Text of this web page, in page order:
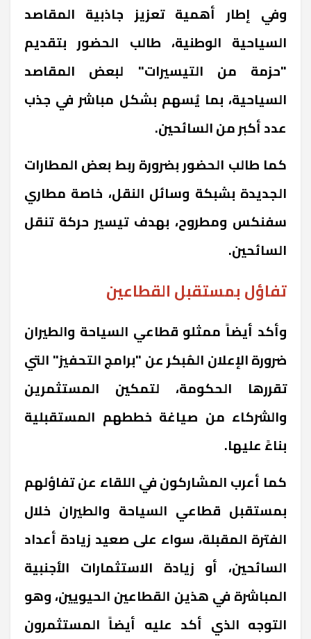
وفي إطار أهمية تعزيز جاذبية المقاصد
السياحية الوطنية، طالب الحضور بتقديم
"حزمة من التيسيرات" لبعض المقاصد
السياحية، بما يُسهم بشكل مباشر في جذب
عدد أكبر من السائحين.
كما طالب الحضور بضرورة ربط بعض المطارات
الجديدة بشبكة وسائل النقل، خاصة مطاري
سفنكس ومطروح، بهدف تيسير حركة تنقل
السائحين.
تفاؤل بمستقبل القطاعين
وأكد أيضاً ممثلو قطاعي السياحة والطيران
ضرورة الإعلان المُبكر عن "برامج التحفيز" التي
تقررها الحكومة، لتمكين المستثمرين
والشركاء من صياغة خططهم المستقبلية
بناءً عليها.
كما أعرب المشاركون في اللقاء عن تفاؤلهم
بمستقبل قطاعي السياحة والطيران خلال
الفترة المقبلة، سواء على صعيد زيادة أعداد
السائحين، أو زيادة الاستثمارات الأجنبية
المباشرة في هذين القطاعين الحيويين، وهو
التوجه الذي أكد عليه أيضاً المستثمرون